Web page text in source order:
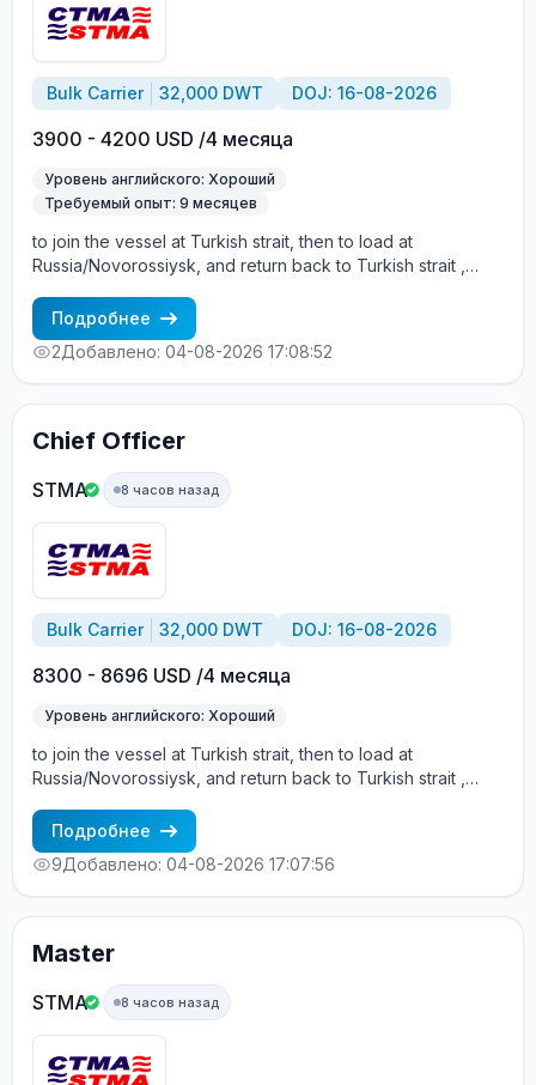
Bulk Carrier 32,000 DWT DOJ: 16-08-2026
3900 - 4200 USD /4 месяца
Уровень английского: Хороший
Требуемый опыт: 9 месяцев
to join the vessel at Turkish strait, then to load at
Russia/Novorossiysk, and return back to Turkish strait ,
paid constantly during the contract + HRA bonus. Greek
Owner, CBA covered vessels, P&I club. Salary - in cash on
board
Подробнее
2Добавлено: 04-08-2026 17:08:52
Chief Officer
STMA 8 часов назад
Bulk Carrier 32,000 DWT DOJ: 16-08-2026
8300 - 8696 USD /4 месяца
Уровень английского: Хороший
to join the vessel at Turkish strait, then to load at
Russia/Novorossiysk, and return back to Turkish strait ,
paid constantly during the contract + HRA bonus. Greek
Owner, CBA covered vessels, P&I club.
Подробнее
9Добавлено: 04-08-2026 17:07:56
Master
STMA 8 часов назад